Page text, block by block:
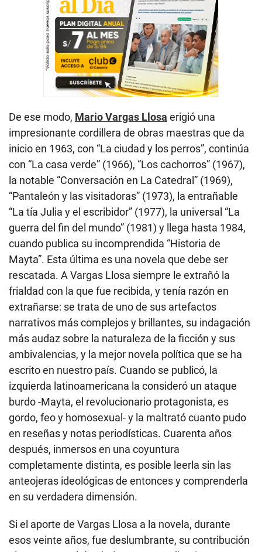
De ese modo, Mario Vargas Llosa erigió una
impresionante cordillera de obras maestras que da
inicio en 1963, con “La ciudad y los perros”, continúa
con “La casa verde” (1966), “Los cachorros” (1967),
la notable “Conversación en La Catedral” (1969),
“Pantaleón y las visitadoras” (1973), la entrañable
“La tía Julia y el escribidor” (1977), la universal “La
guerra del fin del mundo” (1981) y llega hasta 1984,
cuando publica su incomprendida “Historia de
Mayta”. Esta última es una novela que debe ser
rescatada. A Vargas Llosa siempre le extrañó la
frialdad con la que fue recibida, y tenía razón en
extrañarse: se trata de uno de sus artefactos
narrativos más complejos y brillantes, su indagación
más audaz sobre la naturaleza de la ficción y sus
ambivalencias, y la mejor novela política que se ha
escrito en nuestro país. Cuando se publicó, la
izquierda latinoamericana la consideró un ataque
burdo -Mayta, el revolucionario protagonista, es
gordo, feo y homosexual- y la maltrató cuanto pudo
en reseñas y notas periodísticas. Cuarenta años
después, inmersos en una coyuntura
completamente distinta, es posible leerla sin las
anteojeras ideológicas de entonces y comprenderla
en su verdadera dimensión.
Si el aporte de Vargas Llosa a la novela, durante
esos veinte años, fue deslumbrante, su contribución